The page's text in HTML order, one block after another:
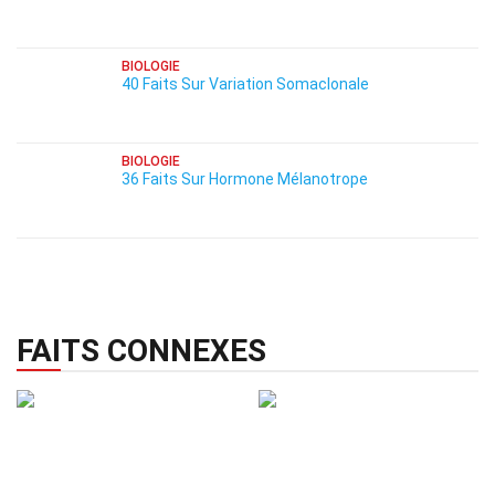
BIOLOGIE
40 Faits Sur Variation Somaclonale
BIOLOGIE
36 Faits Sur Hormone Mélanotrope
FAITS CONNEXES